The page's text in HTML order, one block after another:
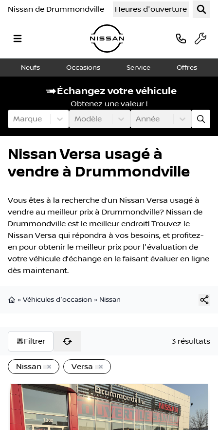
Nissan de Drummondville Heures d'ouverture
Neufs Occasions Service Offres
Échangez votre véhicule
Obtenez une valeur !
Marque
Modèle Année
Nissan Versa usagé à
vendre à Drummondville
Vous êtes à la recherche d’un Nissan Versa usagé à
vendre au meilleur prix à Drummondville? Nissan de
Drummondville est le meilleur endroit! Trouvez le
Nissan Versa qui répondra à vos besoins, et profitez-
en pour obtenir le meilleur prix pour l'évaluation de
votre véhicule d’échange en le faisant évaluer en ligne
dès maintenant.
» Véhicules d'occasion » Nissan
Filtrer 3 résultats
Nissan Versa